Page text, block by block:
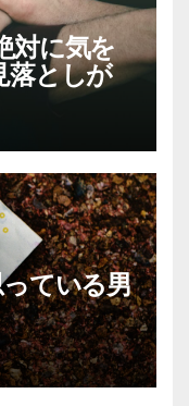
対に気を
落としが
ている男